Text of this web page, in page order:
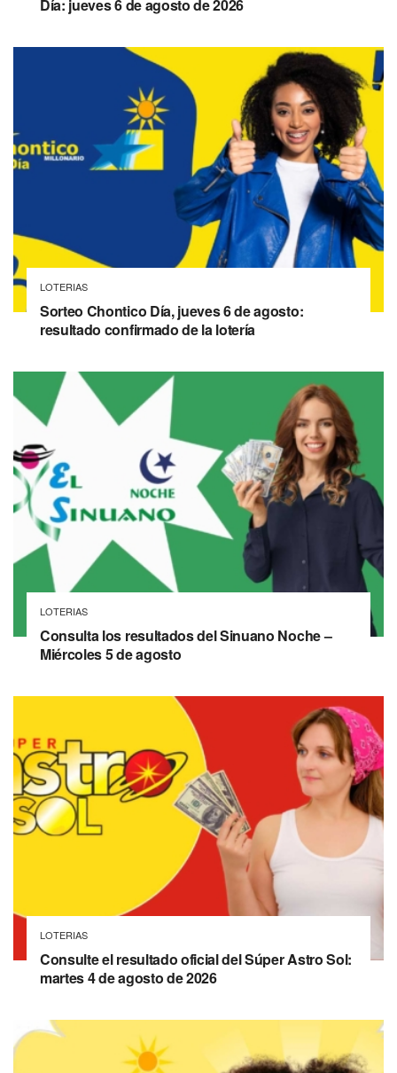
Día: jueves 6 de agosto de 2026
LOTERIAS
Sorteo Chontico Día, jueves 6 de agosto:
resultado confirmado de la lotería
LOTERIAS
Consulta los resultados del Sinuano Noche –
Miércoles 5 de agosto
LOTERIAS
Consulte el resultado oficial del Súper Astro Sol:
martes 4 de agosto de 2026